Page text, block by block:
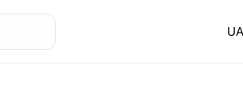
UA